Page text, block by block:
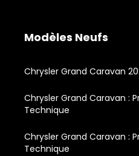
Modèles Neufs
Chrysler Grand Caravan
Chrysler Grand Caravan :
Technique
Chrysler Grand Caravan :
Technique